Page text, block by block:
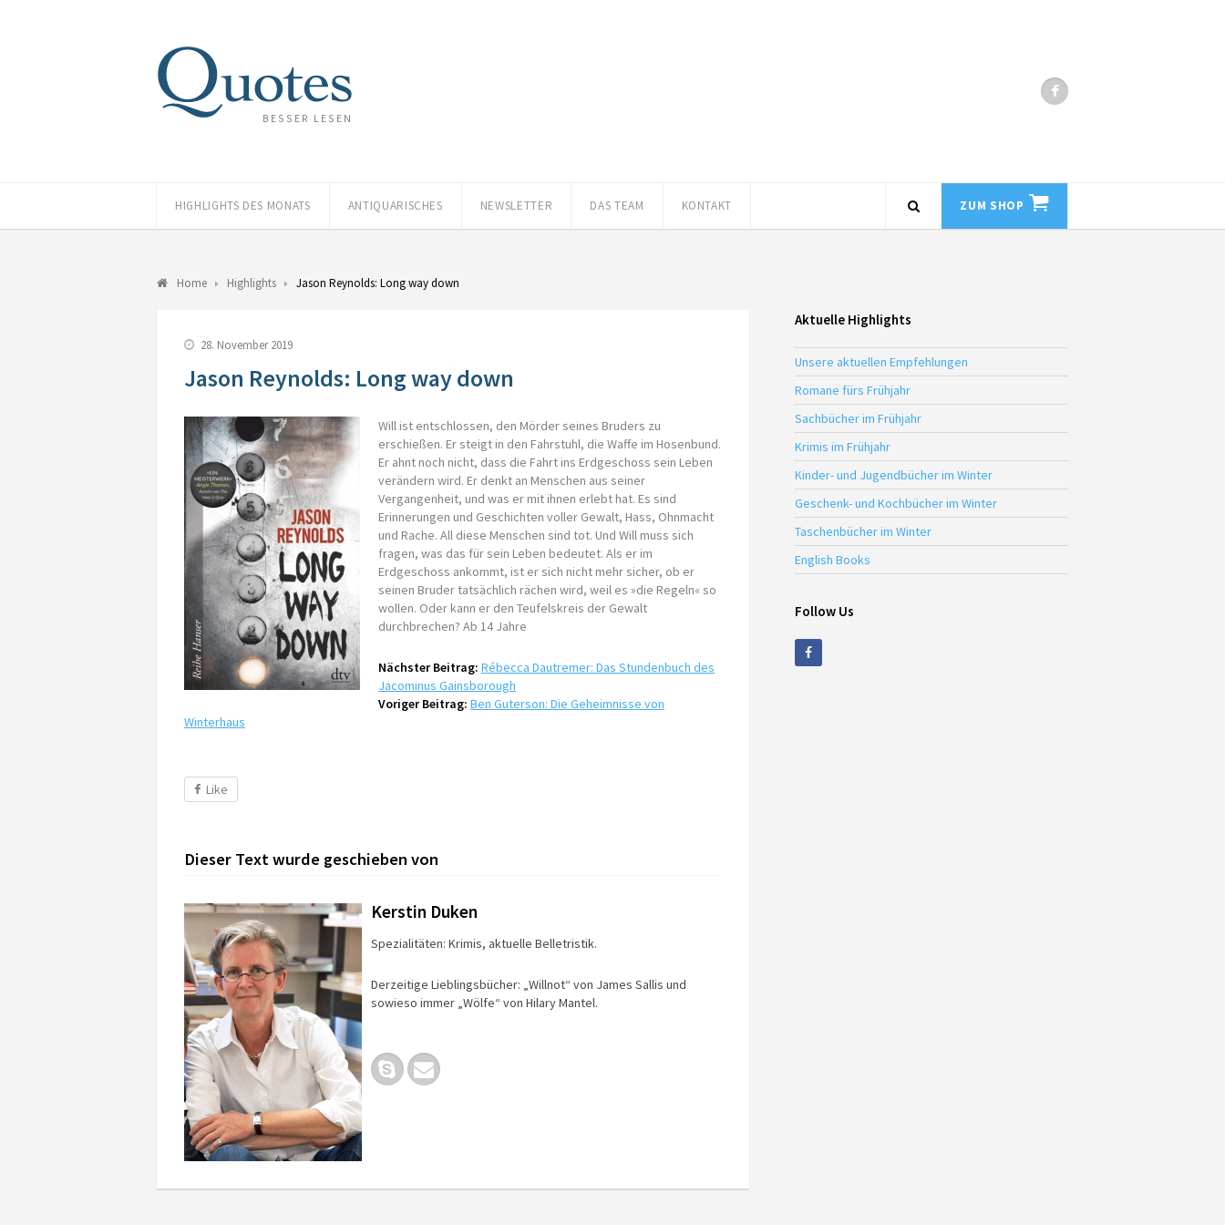
BESSER LESEN
HIGHLIGHTS DES MONATS ANTIQUARISCHES NEWSLETTER DAS TEAM KONTAKT ZUM SHOP
Home Highlights Jason Reynolds: Long way down
28. November 2019
Jason Reynolds: Long way down
Will ist entschlossen, den Mörder seines Bruders zu
erschießen. Er steigt in den Fahrstuhl, die Waffe im Hosenbund.
Er ahnt noch nicht, dass die Fahrt ins Erdgeschoss sein Leben
verändern wird. Er denkt an Menschen aus seiner
Vergangenheit, und was er mit ihnen erlebt hat. Es sind
Erinnerungen und Geschichten voller Gewalt, Hass, Ohnmacht
und Rache. All diese Menschen sind tot. Und Will muss sich
fragen, was das für sein Leben bedeutet. Als er im
Erdgeschoss ankommt, ist er sich nicht mehr sicher, ob er
seinen Bruder tatsächlich rächen wird, weil es »die Regeln« so
wollen. Oder kann er den Teufelskreis der Gewalt
durchbrechen? Ab 14 Jahre
Nächster Beitrag: Rébecca Dautremer: Das Stundenbuch des
Jacominus Gainsborough
Voriger Beitrag: Ben Guterson: Die Geheimnisse von
Winterhaus
Like
Dieser Text wurde geschieben von
Kerstin Duken
Spezialitäten: Krimis, aktuelle Belletristik.
Derzeitige Lieblingsbücher: „Willnot“ von James Sallis und
sowieso immer „Wölfe“ von Hilary Mantel.
Aktuelle Highlights
Unsere aktuellen Empfehlungen
Romane fürs Frühjahr
Sachbücher im Frühjahr
Krimis im Frühjahr
Kinder- und Jugendbücher im Winter
Geschenk- und Kochbücher im Winter
Taschenbücher im Winter
English Books
Follow Us